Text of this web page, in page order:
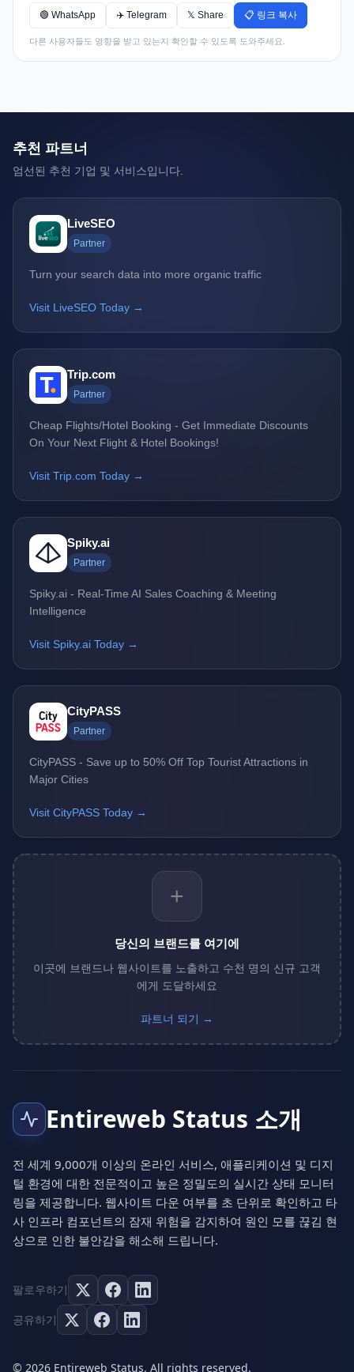
🟢 WhatsApp ✈️ Telegram 𝕏 Share 📋 링크 복사
다른 사용자들도 영향을 받고 있는지 확인할 수 있도록 도와주세요.
추천 파트너
엄선된 추천 기업 및 서비스입니다.
LiveSEO
Partner
Turn your search data into more organic traffic
Visit LiveSEO Today →
Trip.com
Partner
Cheap Flights/Hotel Booking - Get Immediate Discounts
On Your Next Flight & Hotel Bookings!
Visit Trip.com Today →
Spiky.ai
Partner
Spiky.ai - Real-Time AI Sales Coaching & Meeting
Intelligence
Visit Spiky.ai Today →
CityPASS
Partner
CityPASS - Save up to 50% Off Top Tourist Attractions in
Major Cities
Visit CityPASS Today →
+
당신의 브랜드를 여기에
이곳에 브랜드나 웹사이트를 노출하고 수천 명의 신규 고객
에게 도달하세요
파트너 되기 →
Entireweb Status 소개
전 세계 9,000개 이상의 온라인 서비스, 애플리케이션 및 디지
털 환경에 대한 전문적이고 높은 정밀도의 실시간 상태 모니터
링을 제공합니다. 웹사이트 다운 여부를 초 단위로 확인하고 타
사 인프라 컴포넌트의 잠재 위험을 감지하여 원인 모를 끊김 현
상으로 인한 불안감을 해소해 드립니다.
팔로우하기
공유하기
© 2026 Entireweb Status. All rights reserved.